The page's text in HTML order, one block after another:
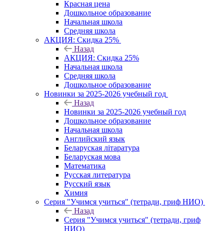
Красная цена
Дошкольное образование
Начальная школа
Средняя школа
АКЦИЯ: Скидка 25%
Назад
АКЦИЯ: Скидка 25%
Начальная школа
Средняя школа
Дошкольное образование
Новинки за 2025-2026 учебный год
Назад
Новинки за 2025-2026 учебный год
Дошкольное образование
Начальная школа
Английский язык
Беларуская літаратура
Беларуская мова
Математика
Русская литература
Русский язык
Химия
Серия "Учимся учиться" (тетради, гриф НИО)
Назад
Серия "Учимся учиться" (тетради, гриф
НИО)